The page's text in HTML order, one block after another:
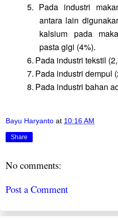
5. Pada industri
antara lain
kalsium pada
pasta gigi (4%).
6. Pada industri tekstil
7. Pada industri dempul
8. Pada industri bahan
Bayu Haryanto at 10:16 AM
Share
No comments:
Post a Comment